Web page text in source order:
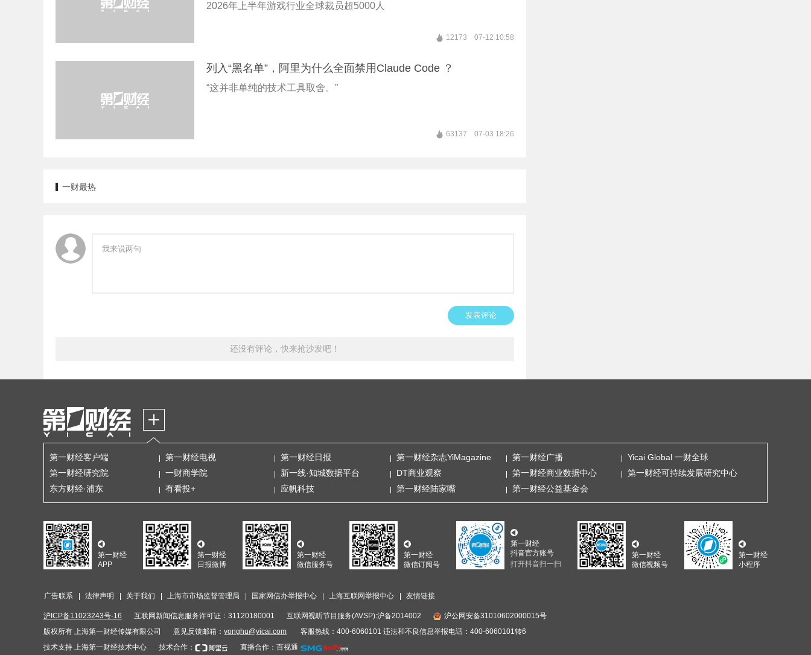
2026年上半年游戏行业全球裁员超5000人
12173 07-12 10:58
列入“黑名单”，阿里为什么全面禁用Claude Code ？
“这并非单纯的技术工具取舍。”
63137 07-03 18:26
一财最热
发表评论
还没有评论，快来抢沙发吧！
第一财经客户端 第一财经电视 第一财经日报 第一财经杂志YiMagazine 第一财经广播
Yicai Global 一财全球
第一财经研究院
一财商学院 新一线·知城数据平台 DT商业观察 第一财经商业数据中心
第一财经可持续发展研究中心
东方财经·浦东
有看投+ 应帆科技 第一财经陆家嘴 第一财经公益基金会
第一财经
APP
第一财经
日报微博
第一财经
微信服务号
第一财经
微信订阅号
第一财经
抖音官方账号
打开抖音扫一扫
第一财经
微信视频号
第一财经
小程序
广告联系 法律声明 关于我们 上海市市场监督管理局 国家网信办举报中心 上海互联网举报中心 友情链接
沪ICP备11023243号-16 互联网新闻信息服务许可证：31120180001 互联网视听节目服务(AVSP):沪备2014002
沪公网安备31010602000015号
版权所有 上海第一财经传媒有限公司
意见反馈邮箱： yonghu@yicai.com
客服热线：400-6060101 违法和不良信息举报电话：400-6060101转6
技术支持 上海第一财经技术中心
技术合作： 直播合作：百视通